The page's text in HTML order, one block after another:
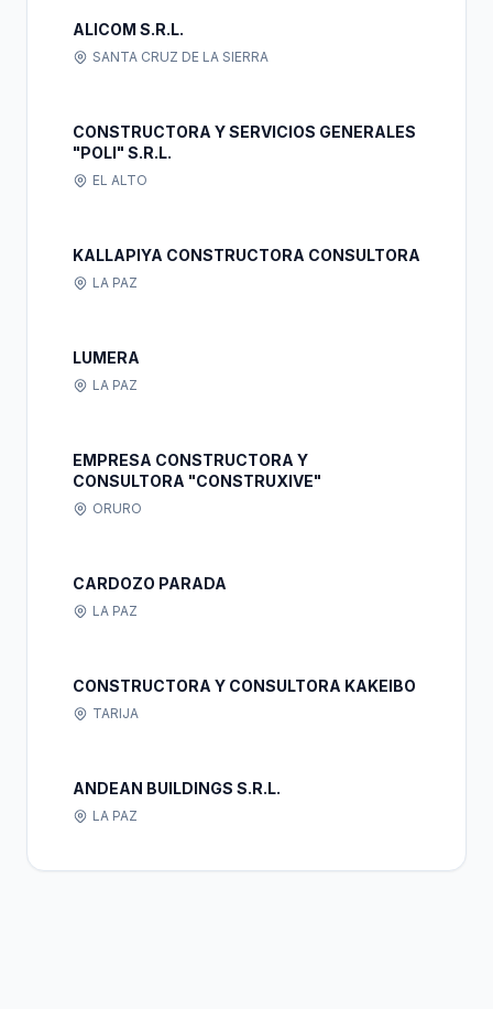
ALICOM S.R.L.
SANTA CRUZ DE LA SIERRA
CONSTRUCTORA Y SERVICIOS GENERALES
"POLI" S.R.L.
EL ALTO
KALLAPIYA CONSTRUCTORA CONSULTORA
LA PAZ
LUMERA
LA PAZ
EMPRESA CONSTRUCTORA Y
CONSULTORA "CONSTRUXIVE"
ORURO
CARDOZO PARADA
LA PAZ
CONSTRUCTORA Y CONSULTORA KAKEIBO
TARIJA
ANDEAN BUILDINGS S.R.L.
LA PAZ